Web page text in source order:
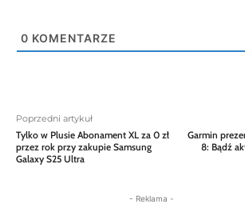
0 KOMENTARZE
Poprzedni artykuł
Tylko w Plusie Abonament XL za 0 zł
przez rok przy zakupie Samsung
Galaxy S25 Ultra
Garmin
8: Bądź
- Reklama -